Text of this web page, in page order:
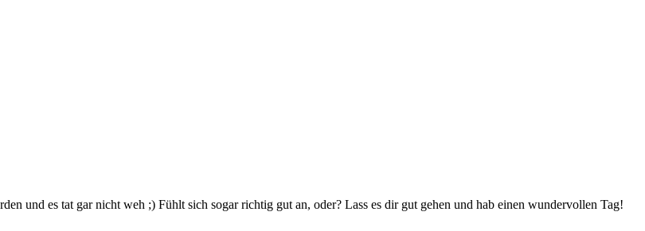
und es tat gar nicht weh ;) Fühlt sich sogar richtig gut an, oder? Lass es dir gut gehen und hab einen wundervollen Tag!